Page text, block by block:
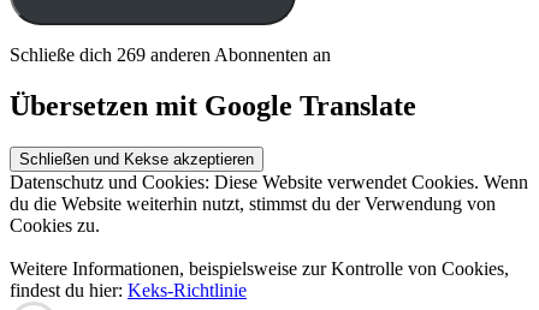
Schließe dich 269 anderen Abonnenten an
Übersetzen mit Google Translate
Datenschutz und Cookies: Diese Website verwendet Cookies. Wenn
du die Website weiterhin nutzt, stimmst du der Verwendung von
Cookies zu.
Weitere Informationen, beispielsweise zur Kontrolle von Cookies,
findest du hier: Keks-Richtlinie